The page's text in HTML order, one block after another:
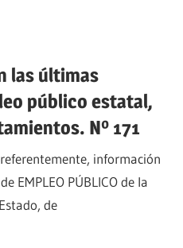
las últimas
público estatal,
Nº 171
información
EMPLEO PÚBLICO de la
de